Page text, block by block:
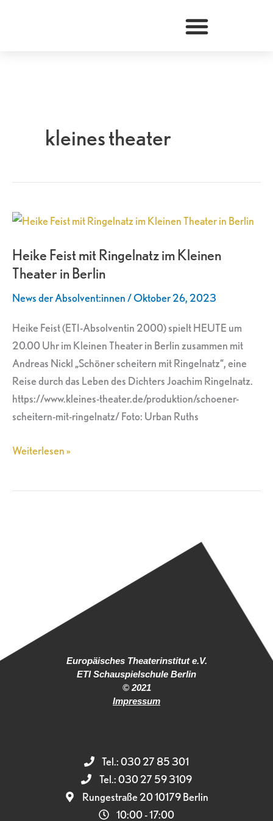
kleines theater
Heike Feist mit Ringelnatz im Kleinen
Theater in Berlin
News der Absolvent:innen/Oktober 26, 2023
Heike Feist (ETI-Absolventin 2000) spielt HEUTE um
20.00 Uhr im Kleinen Theater in Berlin zusammen mit
Andreas Nickl „Schöner scheitern mit Ringelnatz“, eine
Reise durch das Leben des Dichters Joachim Ringelnatz.
https://www.kleines-theater.de/produktion/schoener-
scheitern-mit-ringelnatz/ Foto: Urban Ruths
Heike
mit
Ringelnatz
Theater
in
Berlin
Weiterlesen »
Europäisches Theaterinstitut e.V.
ETI Schauspielschule Berlin
© 2021
Impressum
Tel.: 030 27 85 301
Tel.: 030 27 59 3109
Rungestraße 20 10179 Berlin
10:00 - 17:00